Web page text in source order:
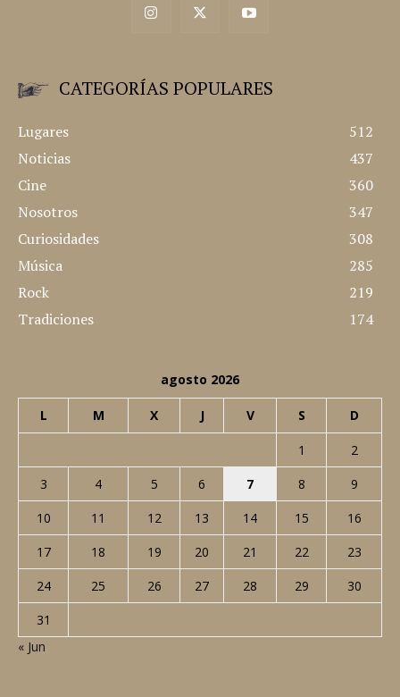
CATEGORÍAS POPULARES
Lugares
512
Noticias
437
Cine
360
Nosotros
347
Curiosidades
308
Música
285
Rock
219
Tradiciones
174
agosto 2026
L M X J V S D
1
2
3
4 5 6 7 8
9
10
11 12 13 14 15
16
17
18 19 20 21 22
23
24
25 26 27 28 29
30
31
« Jun